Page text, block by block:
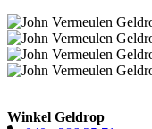
Winkel Geldrop